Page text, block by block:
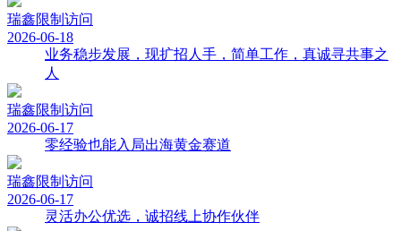
瑞鑫限制访问
2026-06-18
业务稳步发展，现扩招人手，简单工作，真诚寻共事之
人
瑞鑫限制访问
2026-06-17
零经验也能入局出海黄金赛道
瑞鑫限制访问
2026-06-17
灵活办公优选，诚招线上协作伙伴